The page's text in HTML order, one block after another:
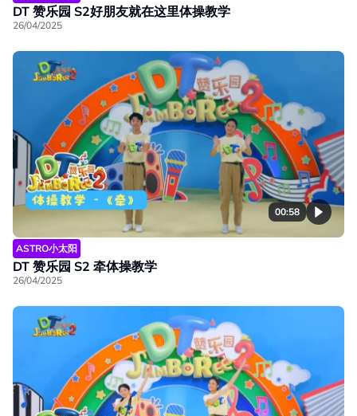
DT 赞乐园 S2好朋友就在这里体操教学
26/04/2025
00:58
ASTRO小太阳
DT 赞乐园 S2 牵体操教学
26/04/2025